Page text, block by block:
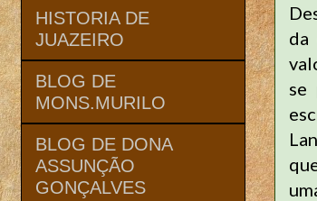
da
se
HISTORIA DE
JUAZEIRO
BLOG DE
MONS.MURILO
BLOG DE DONA
ASSUNÇÃO
GONÇALVES